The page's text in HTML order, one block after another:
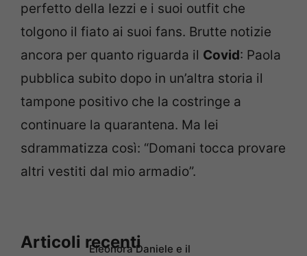
perfetto della Iezzi e i suoi outfit che
tolgono il fiato ai suoi fans. Brutte notizie
ancora per quanto riguarda il Covid: Paola
pubblica subito dopo in un’altra storia il
tampone positivo che la costringe a
continuare la quarantena. Ma lei
sdrammatizza così: “Domani tocca provare
altri vestiti dal mio armadio”.
Articoli recentiEleonora Daniele e il